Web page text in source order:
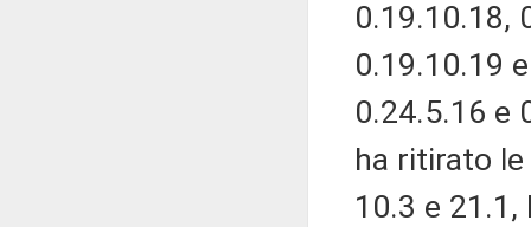
0.19.10.18,
0.19.10.19
0.24.5.16 e
ha ritirato
10.3 e 21.1,